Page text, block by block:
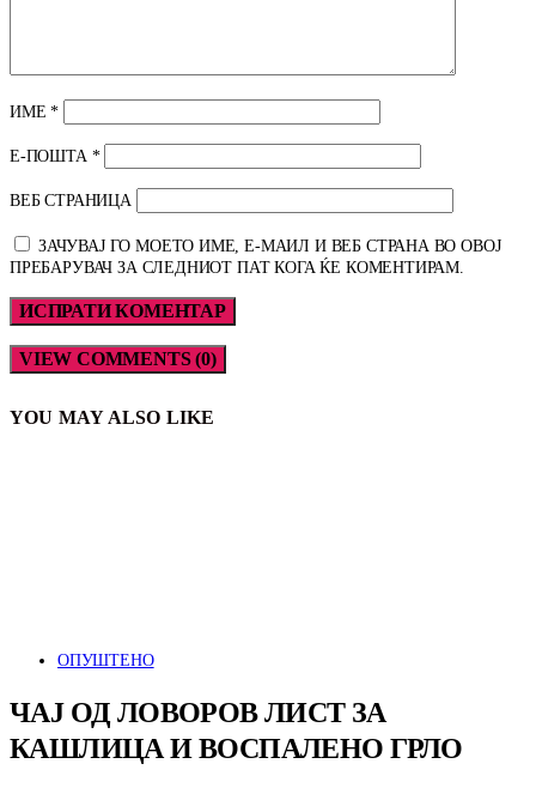
ИМЕ*
Е-ПОШТА *
ВЕБ СТРАНИЦА
ЗАЧУВАЈ ГО МОЕТО ИМЕ, Е-МАИЛ И ВЕБ СТРАНА ВО ОВОЈ
ПРЕБАРУВАЧ ЗА СЛЕДНИОТ ПАТ КОГА ЌЕ КОМЕНТИРАМ.
VIEW COMMENTS (0)
YOU MAY ALSO LIKE
ОПУШТЕНО
ЧАЈ ОД ЛОВОРОВ ЛИСТ ЗА
КАШЛИЦА И ВОСПАЛЕНО ГРЛО